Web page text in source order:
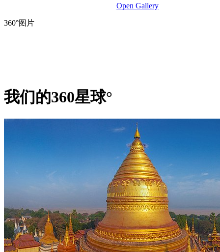
Open Gallery
360°图片
我们的360星球°